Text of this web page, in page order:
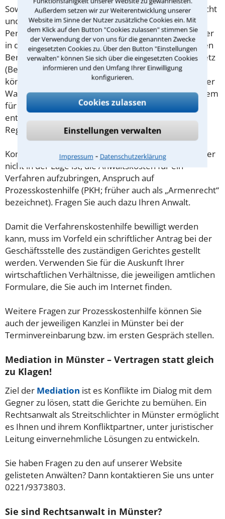
Außerdem setzen wir zur Weiterentwicklung unserer
Website im Sinne der Nutzer zusätzliche Cookies ein. Mit
dem Klick auf den Button "Cookies zulassen" stimmen Sie
der Verwendung der von uns für die genannten Zwecke
eingesetzten Cookies zu. Über den Button "Einstellungen
verwalten" können Sie sich über die eingesetzten Cookies
informieren und den Umfang Ihrer Einwilligung
konfigurieren.
Cookies zulassen
Einstellungen verwalten
Impressum ⁃ Datenschutzerklärung
Soweit die Rechtsangelegenheit noch nicht vor Gericht
und eine Rechtsberatung notwendig ist, haben
Personen mit geringem Einkommen (Maßstab ist hier
in der Regel der Sozialhilfesatz) die Möglichkeit, einen
Beratungshilfeschein gemäß § 1 Beratungshilfegesetz
(BerHG) zu beantragen. Wird dieser bewilligt, so
können Sie sich hiermit von einem Rechtsanwalt Ihrer
Wahl kostenfrei beraten lassen. Der Antrag ist bei dem
für Sie zuständigen Amtsgericht zu stellen,
entsprechende Antragsformulare finden Sie in der
Regel auf der Homepage des jeweiligen Gerichts.
Kommt es zum Rechtsstreit vor Gericht, hat jeder, der
nicht in der Lage ist, die Anwaltskosten für ein
Verfahren aufzubringen, Anspruch auf
Prozesskostenhilfe (PKH; früher auch als „Armenrecht“
bezeichnet). Fragen Sie auch dazu Ihren Anwalt.
Damit die Verfahrenskostenhilfe bewilligt werden
kann, muss im Vorfeld ein schriftlicher Antrag bei der
Geschäftsstelle des zuständigen Gerichtes gestellt
werden. Verwenden Sie für die Auskunft Ihrer
wirtschaftlichen Verhältnisse, die jeweiligen amtlichen
Formulare, die Sie auch im Internet finden.
Weitere Fragen zur Prozesskostenhilfe können Sie
auch der jeweiligen Kanzlei in Münster bei der
Terminvereinbarung bzw. im ersten Gespräch stellen.
Mediation in Münster – Vertragen statt gleich
zu Klagen!
Ziel der Mediation ist es Konflikte im Dialog mit dem
Gegner zu lösen, statt die Gerichte zu bemühen. Ein
Rechtsanwalt als Streitschlichter in Münster ermöglicht
es Ihnen und ihrem Konfliktpartner, unter juristischer
Leitung einvernehmliche Lösungen zu entwickeln.
Sie haben Fragen zu den auf unserer Website
gelisteten Anwälten? Dann kontaktieren Sie uns unter
0221/9373803.
Sie sind Rechtsanwalt in Münster?